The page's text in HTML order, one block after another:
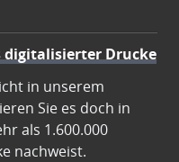
digitalisierter Drucke
in unserem
Sie es doch in
als 1.600.000
nachweist.